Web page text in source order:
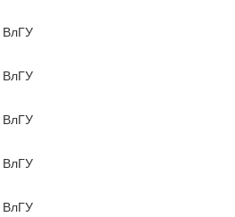
ВлГУ
ВлГУ
ВлГУ
ВлГУ
ВлГУ